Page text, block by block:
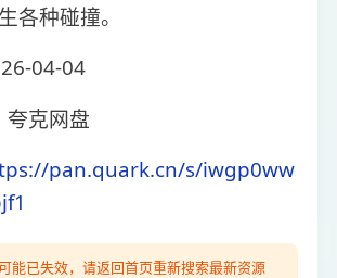
各种碰撞。
04-04
夸克网盘
pan.quark.cn/s/iwgp0ww
能已失效，请返回首页重新搜索最新资源